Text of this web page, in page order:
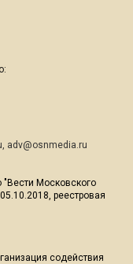
, adv@osnmedia.ru
Московского
реестровая
содействия